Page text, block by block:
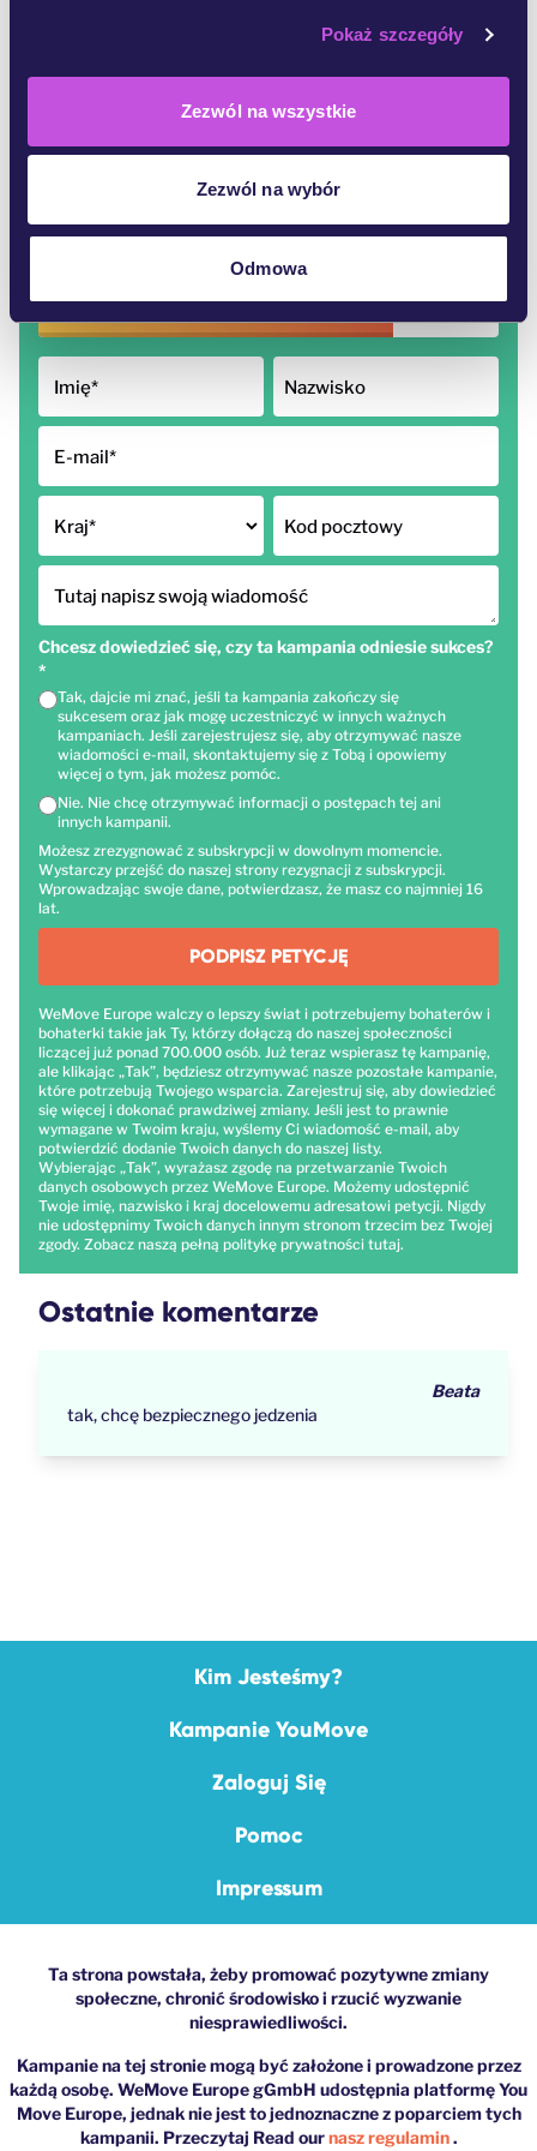
Pokaż szczegóły
Zezwól na wszystkie
Zezwól na wybór
Odmowa
https://www.foodwatch.org/fileadmin/-INT/mineral_o
alnymi mogą być maszyny i zabiegi przy zbiorach i produ
233,772 z 300,000 podpisów
Imię* Nazwisko
E-mail*
Kraj* Kod pocztowy
Tutaj napisz swoją wiadomość
Chcesz dowiedzieć się, czy ta kampania odniesie sukces?
*
Tak, dajcie mi znać, jeśli ta kampania zakończy się
sukcesem oraz jak mogę uczestniczyć w innych ważnych
kampaniach. Jeśli zarejestrujesz się, aby otrzymywać nasze
wiadomości e-mail, skontaktujemy się z Tobą i opowiemy
więcej o tym, jak możesz pomóc.
Nie. Nie chcę otrzymywać informacji o postępach tej ani
innych kampanii.
Możesz zrezygnować z subskrypcji w dowolnym momencie.
Wystarczy przejść do naszej strony rezygnacji z subskrypcji.
Wprowadzając swoje dane, potwierdzasz, że masz co najmniej 16
lat.
PODPISZ PETYCJĘ
WeMove Europe walczy o lepszy świat i potrzebujemy bohaterów i
bohaterki takie jak Ty, którzy dołączą do naszej społeczności
liczącej już ponad 700.000 osób. Już teraz wspierasz tę kampanię,
ale klikając „Tak”, będziesz otrzymywać nasze pozostałe kampanie,
które potrzebują Twojego wsparcia. Zarejestruj się, aby dowiedzieć
się więcej i dokonać prawdziwej zmiany. Jeśli jest to prawnie
wymagane w Twoim kraju, wyślemy Ci wiadomość e-mail, aby
potwierdzić dodanie Twoich danych do naszej listy.
Wybierając „Tak”, wyrażasz zgodę na przetwarzanie Twoich
danych osobowych przez WeMove Europe. Możemy udostępnić
Twoje imię, nazwisko i kraj docelowemu adresatowi petycji. Nigdy
nie udostępnimy Twoich danych innym stronom trzecim bez Twojej
zgody. Zobacz naszą pełną politykę prywatności tutaj.
Ostatnie komentarze
Beata
tak, chcę bezpiecznego jedzenia
Kim Jesteśmy?
Kampanie YouMove
Zaloguj Się
Pomoc
Impressum
Ta strona powstała, żeby promować pozytywne zmiany
społeczne, chronić środowisko i rzucić wyzwanie
niesprawiedliwości.
Kampanie na tej stronie mogą być założone i prowadzone przez
każdą osobę. WeMove Europe gGmbH udostępnia platformę You
Move Europe, jednak nie jest to jednoznaczne z poparciem tych
kampanii. Przeczytaj Read ournasz regulamin.